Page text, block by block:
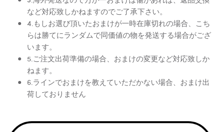
など対応致しかねますのでご了承下さい。
4.もしお選び頂いたおまけが一時在庫切れの場合、こち
らは勝てにランダムで同価値の物を発送する場合がござ
います。
5.ご注文出荷準備の場合、おまけの変更など対応致しか
ねます。
6.ラインでおまけを教えていただかない場合、おまけ出
荷しておりません